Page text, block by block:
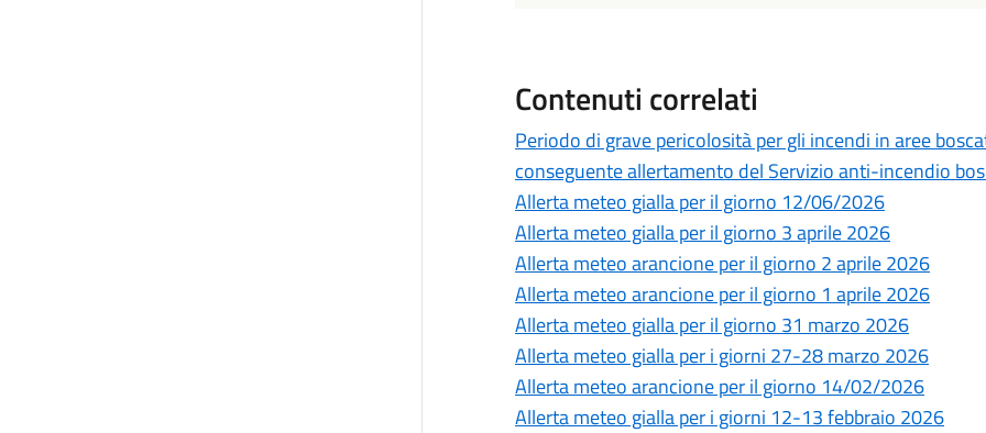
Contenuti correlati
Periodo di grave pericolosità per gli incendi in aree
conseguente allertamento del Servizio anti-incendio
Allerta meteo gialla per il giorno 12/06/2026
Allerta meteo gialla per il giorno 3 aprile 2026
Allerta meteo arancione per il giorno 2 aprile 2026
Allerta meteo arancione per il giorno 1 aprile 2026
Allerta meteo gialla per il giorno 31 marzo 2026
Allerta meteo gialla per i giorni 27-28 marzo 2026
Allerta meteo arancione per il giorno 14/02/2026
Allerta meteo gialla per i giorni 12-13 febbraio 2026